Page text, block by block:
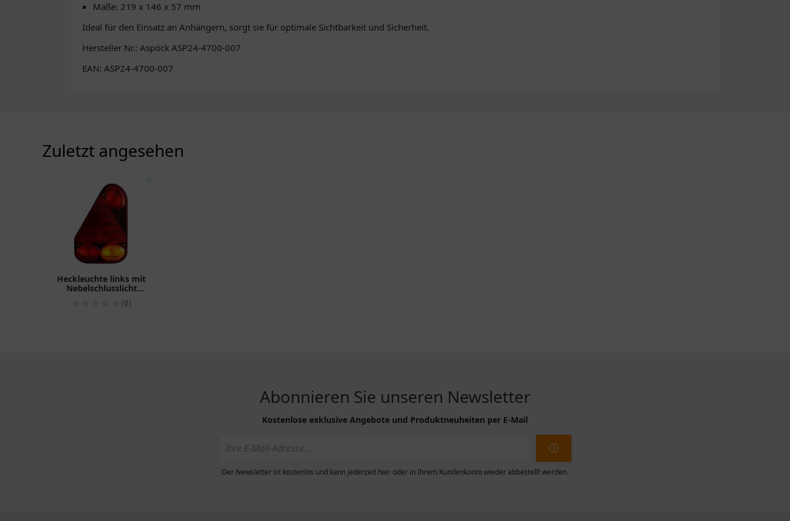
Maße: 219 x 146 x 57 mm
Ideal für den Einsatz an Anhängern, sorgt sie für optimale Sichtbarkeit und Sicherheit.
Hersteller Nr.: Aspöck ASP24-4700-007
EAN: ASP24-4700-007
Zuletzt angesehen
✅
Heckleuchte links mit
Nebelschlusslicht
Aspöck Earpoint III
(0)
Abonnieren Sie unseren Newsletter
Kostenlose exklusive Angebote und Produktneuheiten per E-Mail
Der Newsletter ist kostenlos und kann jederzeit hier oder in Ihrem Kundenkonto wieder abbestellt werden.